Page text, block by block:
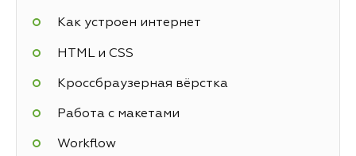
Как устроен интернет
HTML и CSS
Кроссбраузерная вёрстка
Работа с макетами
Workflow